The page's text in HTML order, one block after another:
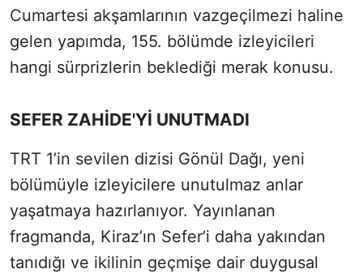
Cumartesi akşamlarının vazgeçilmezi haline
gelen yapımda, 155. bölümde izleyicileri
hangi sürprizlerin beklediği merak konusu.
SEFER ZAHİDE'Yİ UNUTMADI
TRT 1’in sevilen dizisi Gönül Dağı, yeni
bölümüyle izleyicilere unutulmaz anlar
yaşatmaya hazırlanıyor. Yayınlanan
fragmanda, Kiraz’ın Sefer’i daha yakından
tanıdığı ve ikilinin geçmişe dair duygusal